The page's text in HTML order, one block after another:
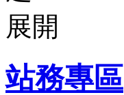
站務專區